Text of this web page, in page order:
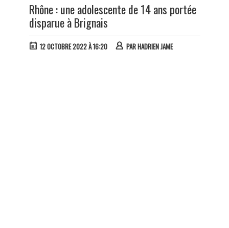
Rhône : une adolescente de 14 ans portée
disparue à Brignais
12 OCTOBRE 2022 À 16:20 PARHADRIEN JAME